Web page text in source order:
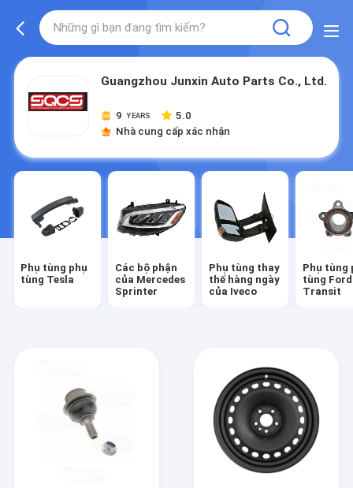
Guangzhou Junxin Auto Parts Co., Ltd.
9 YEARS
5.0
Nhà cung cấp xác nhận
Phụ tùng phụ
tùng Tesla
Các bộ phận
của Mercedes
Sprinter
Phụ tùng thay
thế hàng ngày
của Iveco
Phụ tùng
tùng Ford
Transit